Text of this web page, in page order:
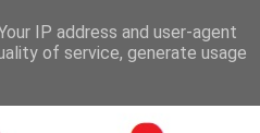
IP address and user-agent
of service, generate usage